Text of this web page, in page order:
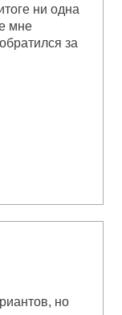
ни одна
мне
за
но